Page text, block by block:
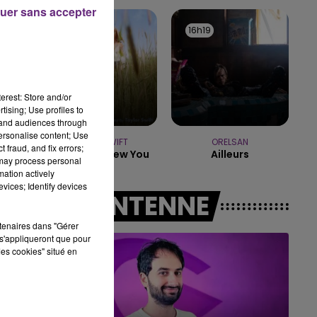
16h00 - 20h00
LE WEEK-END CHAMPAGNE FM
TAYLOR SWIFT
I Knew It, I Knew You
16h19
16h19
ORELSAN
Ailleurs
A L'ANTENNE
Store and/or
Use profiles to
audiences through
content; Use
fraud, and fix errors;
process personal
actively
Identify devices
dans "Gérer
que pour
cookies" situé en
sans accepter